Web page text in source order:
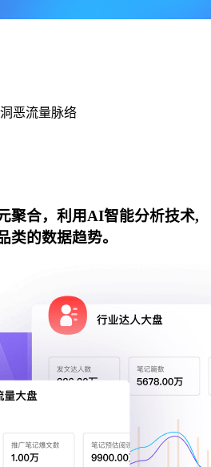
恶流量脉络
聚合，利用AI智能分析技术,
类的数据趋势。